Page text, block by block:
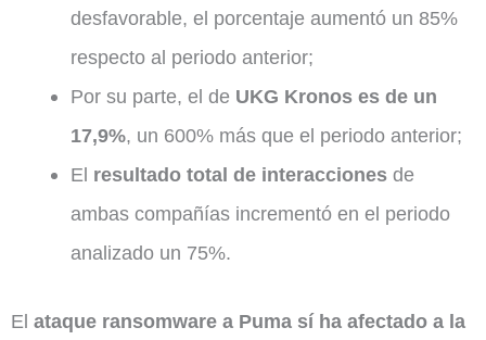
desfavorable, el porcentaje aumentó un 85%
respecto al periodo anterior;
Por su parte, el de UKG Kronos es de un
17,9%, un 600% más que el periodo anterior;
El resultado total de interaccionesde
ambas compañías incrementó en el periodo
analizado un 75%.
El ataque ransomware a Puma sí ha afectado a la